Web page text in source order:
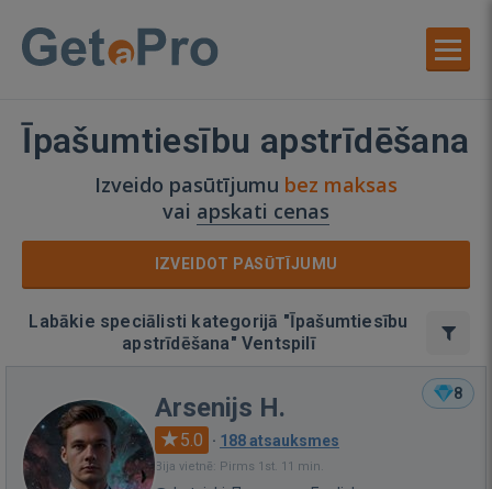
Īpašumtiesību apstrīdēšana
Izveido pasūtījumu bez maksas
vai apskati cenas
IZVEIDOT PASŪTĪJUMU
Labākie speciālisti kategorijā "Īpašumtiesību
apstrīdēšana" Ventspilī
8
Arsenijs H.
5.0 · 188 atsauksmes
Bija vietnē: Pirms 1st. 11 min.